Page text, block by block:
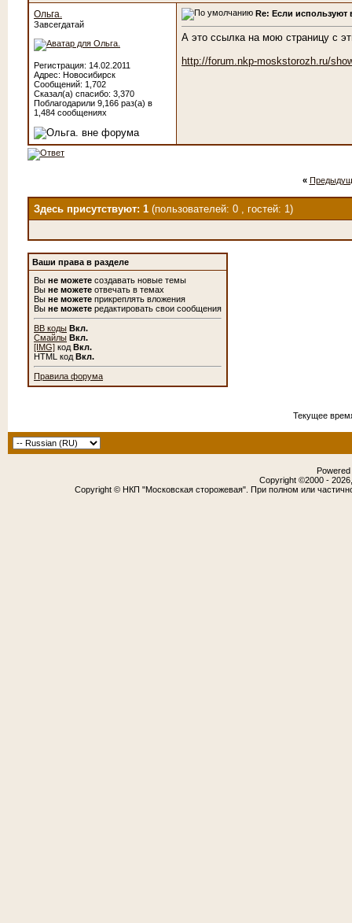
Ольга.
Завсегдатай
Регистрация: 14.02.2011
Адрес: Новосибирск
Сообщений: 1,702
Сказал(а) спасибо: 3,370
Поблагодарили 9,166 раз(а) в
1,484 сообщениях
Re: Если
А это ссылка на мою страницу с
http://forum.nkp-moskstorozh.ru/
«
Здесь присутствуют: 1 (пользователей: 0 , гостей: 1)
Ваши права в разделе
Вы не можете создавать новые темы
Вы не можете отвечать в темах
Вы не можете прикреплять вложения
Вы не можете редактировать свои сообщения
BB коды Вкл.
Смайлы Вкл.
[IMG] код Вкл.
HTML код Вкл.
Правила форума
Текущее
Copyright ©2000 -
Copyright © НКП "Московская сторожевая". При полном или